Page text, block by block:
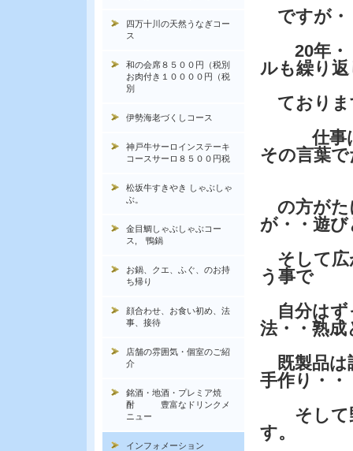
ですが・
20年・・
ルも繰り返
ておりま
仕事は
その言葉
の方がた
が・・遊
そして広
う事で
自分はず
法・・熟
既製品は
手作り・・
そして
す。
四万十川の天然うなぎコー
ス
和の会席８５００円（税別
お肉付き１００００円（税
別
伊勢海老づくしコース
神戸牛サーロインステーキ
コースサーロ８５００円税
松坂牛すきやき しゃぶしゃ
ぶ。
金目鯛しゃぶしゃぶコー
ス, 鴨鍋
お鍋、クエ、ふぐ、のお持
ち帰り
顔合わせ、お食い初め、法
事、接待
店舗の雰囲気・個室のご紹
介
銘酒・地酒・プレミア焼
酎 豊富なドリンクメ
ニュー
インフォメーション